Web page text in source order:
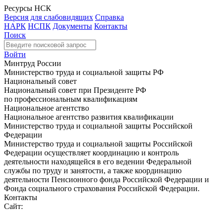
Ресурсы НСК
Версия для слабовидящих Справка
НАРК НСПК Документы Контакты
Поиск
Войти
Минтруд России
Министерство труда и социальной защиты РФ
Национальный совет
Национальный совет при Президенте РФ
по профессиональным квалификациям
Национальное агентство
Национальное агентство развития квалификации
Министерство труда и социальной защиты Российской
Федерации
Министерство труда и социальной защиты Российской
Федерации осуществляет координацию и контроль
деятельности находящейся в его ведении Федеральной
службы по труду и занятости, а также координацию
деятельности Пенсионного фонда Российской Федерации и
Фонда социального страхования Российской Федерации.
Контакты
Сайт: